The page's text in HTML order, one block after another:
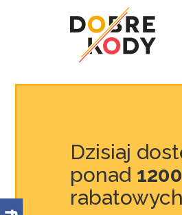
Dzisiaj
ponad
rabatowych